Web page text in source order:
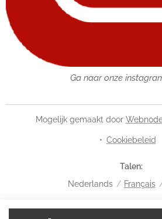
Ga naar onze
Mogelijk gemaakt door
Cookiebeleid
Talen
Nederlands
Français